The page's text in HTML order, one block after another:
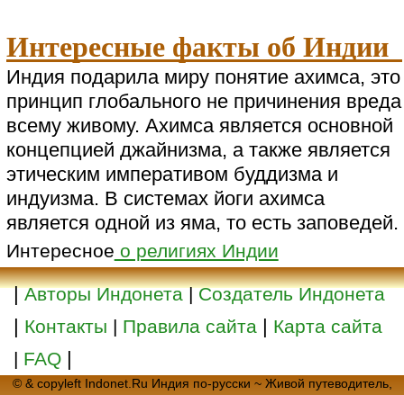
Интересные факты об Индии
Индия подарила миру понятие ахимса, это
принцип глобального не причинения вреда
всему живому. Ахимса является основной
концепцией джайнизма, а также является
этическим императивом буддизма и
индуизма. В системах йоги ахимса
является одной из яма, то есть заповедей.
Интересное о религиях Индии
|Авторы Индонета|Создатель Индонета
| Контакты | Правила сайта | Карта сайта
| FAQ |
© & copyleft Indonet.Ru Индия по-русски ~ Живой путеводитель,